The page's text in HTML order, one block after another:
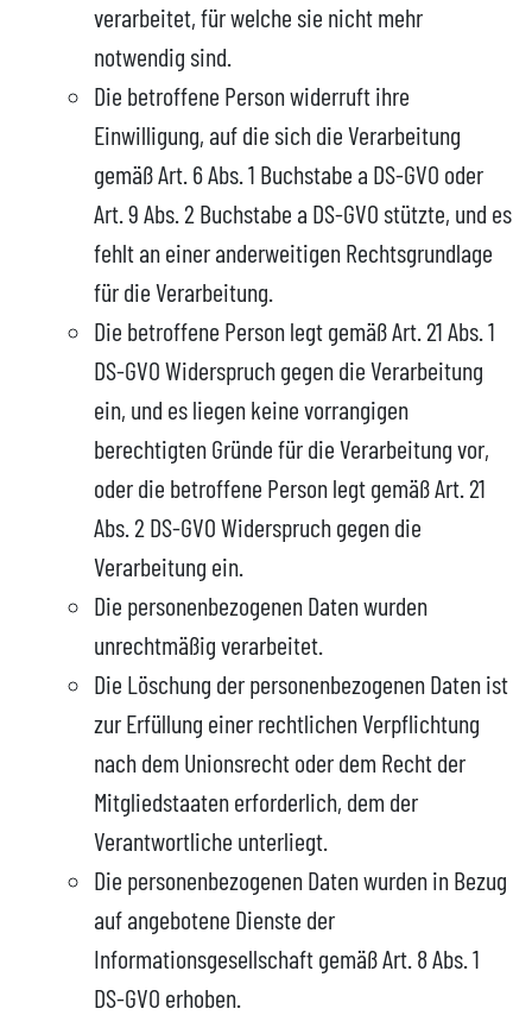
verarbeitet, für welche sie nicht mehr
notwendig sind.
Die betroffene Person widerruft ihre
Einwilligung, auf die sich die Verarbeitung
gemäß Art. 6 Abs. 1 Buchstabe a DS-GVO oder
Art. 9 Abs. 2 Buchstabe a DS-GVO stützte, und es
fehlt an einer anderweitigen Rechtsgrundlage
für die Verarbeitung.
Die betroffene Person legt gemäß Art. 21 Abs. 1
DS-GVO Widerspruch gegen die Verarbeitung
ein, und es liegen keine vorrangigen
berechtigten Gründe für die Verarbeitung vor,
oder die betroffene Person legt gemäß Art. 21
Abs. 2 DS-GVO Widerspruch gegen die
Verarbeitung ein.
Die personenbezogenen Daten wurden
unrechtmäßig verarbeitet.
Die Löschung der personenbezogenen Daten ist
zur Erfüllung einer rechtlichen Verpflichtung
nach dem Unionsrecht oder dem Recht der
Mitgliedstaaten erforderlich, dem der
Verantwortliche unterliegt.
Die personenbezogenen Daten wurden in Bezug
auf angebotene Dienste der
Informationsgesellschaft gemäß Art. 8 Abs. 1
DS-GVO erhoben.